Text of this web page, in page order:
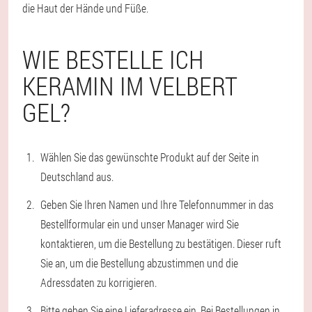
die Haut der Hände und Füße.
WIE BESTELLE ICH
KERAMIN IM VELBERT
GEL?
Wählen Sie das gewünschte Produkt auf der Seite in
Deutschland aus.
Geben Sie Ihren Namen und Ihre Telefonnummer in das
Bestellformular ein und unser Manager wird Sie
kontaktieren, um die Bestellung zu bestätigen. Dieser ruft
Sie an, um die Bestellung abzustimmen und die
Adressdaten zu korrigieren.